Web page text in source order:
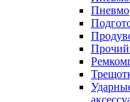
Прочий